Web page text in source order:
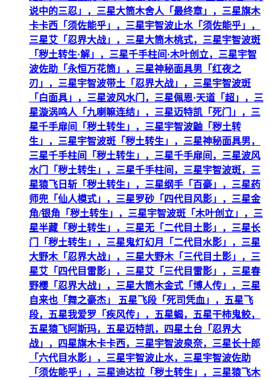
说中的三忍」，三星大筒木舍人「最终章」，三星旗木
卡卡西「须佐能乎」，三星宇智波止水「须佐能乎」，
三星艾「忍界大战」，三星大筒木桃式，三星宇智波斑
「秽土转生·解」，三星千手柱间·木叶创立，三星宇智
波佐助「永恒万花筒」，三星神秘面具男「红夜之
刃」，三星宇智波带土「忍界大战」，三星宇智波斑
「白面具」，三星波风水门，三星佩恩·天道「超」，三
星漩涡鸣人「九喇嘛连结」，三星迈特凯「死门」，三
星千手扉间「秽土转生」，三星宇智波鼬「秽土转
生」，三星宇智波斑「秽土转生」，三星神秘面具男，
三星千手柱间「秽土转生」，三星千手扉间，三星波风
水门「秽土转生」，三星千手柱间，三星宇智波斑，三
星猿飞日斩「秽土转生」，三星纲手「百豪」，三星药
师兜「仙人模式」，三星罗砂「四代目风影」，三星金
角/银角「秽土转生」，三星宇智波斑「木叶创立」，三
星半藏「秽土转生」，三星无「二代目土影」，三星长
门「秽土转生」，三星鬼灯幻月「二代目水影」，三星
大野木「忍界大战」，三星大野木「三代目土影」，三
星艾「四代目雷影」，三星艾「三代目雷影」，三星春
野樱「忍界大战」，三星大筒木金式「博人传」，三星
自来也「舞之豪杰」 五星飞段「死司凭血」，五星飞
段，五星我爱罗「疾风传」，五星蝎，五星干柿鬼鲛，
五星猿飞阿斯玛，五星迈特凯，四星土台「忍界大
战」，四星旗木卡卡西，三星宇智波泉奈，三星长十郎
「六代目水影」，三星宇智波止水，三星宇智波佐助
「须佐能乎」，三星迪达拉「秽土转生」，三星猿飞木